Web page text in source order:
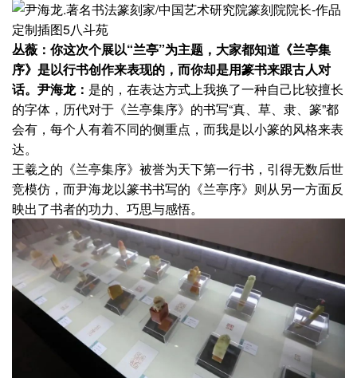
丛薇：你这次个展以“兰亭”为主题，大家都知道《兰亭集
序》是以行书创作来表现的，而你却是用篆书来跟古人对
话。 尹海龙： 是的，在表达方式上我换了一种自己比较擅长
的字体，历代对于《兰亭集序》的书写“真、草、隶、篆”都
会有，每个人有着不同的侧重点，而我是以小篆的风格来表
达。
王羲之的《兰亭集序》被誉为天下第一行书，引得无数后世
竞模仿，而尹海龙以篆书书写的《兰亭序》则从另一方面反
映出了书者的功力、巧思与感悟。